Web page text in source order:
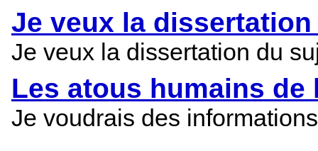
Je veux la
Je veux la dissertation du
Les atous humains de
Je voudrais des